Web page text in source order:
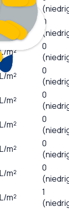
L/m²
0
L/m²
0
L/m²
0
L/m²
0
L/m²
0
L/m²
0
L/m²
0
L/m²
1